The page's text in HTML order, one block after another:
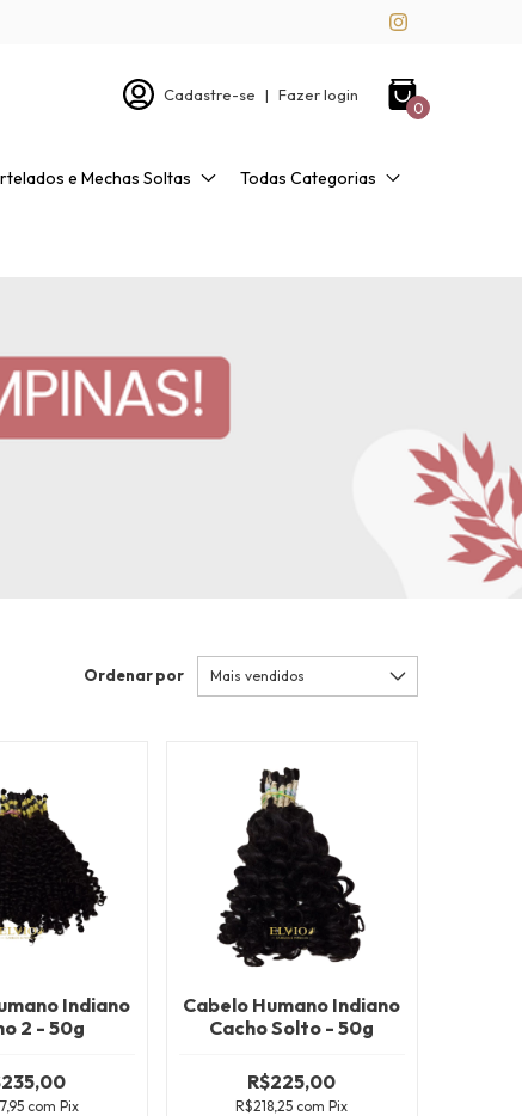
Cadastre-se | Fazer login
0
e Mechas Soltas Todas Categorias
Ordenar por
Indiano
2 - 50g
com Pix
Cabelo Humano Indiano
Cacho Solto - 50g
R$225,00
R$218,25 com Pix